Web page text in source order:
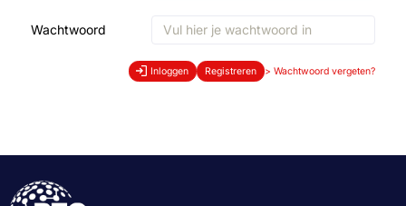
Wachtwoord
Inloggen Registreren > Wachtwoord vergeten?